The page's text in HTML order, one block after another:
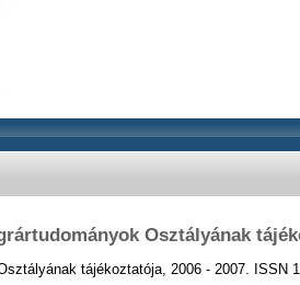
Osztályának
tájékoztatója, 2006 - 2007. ISSN